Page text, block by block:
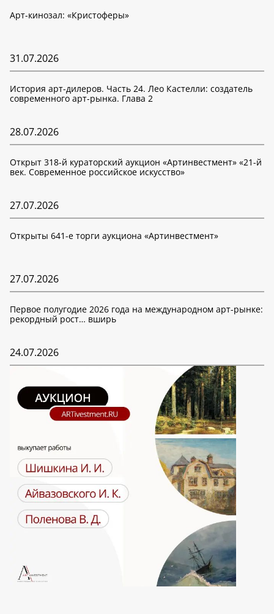
Арт-кинозал: «Кристоферы»
31.07.2026
История арт-дилеров. Часть 24. Лео Кастелли: создатель
современного арт-рынка. Глава 2
28.07.2026
Открыт 318-й кураторский аукцион «Артинвестмент» «21-й
век. Современное российское искусство»
27.07.2026
Открыты 641-е торги аукциона «Артинвестмент»
27.07.2026
Первое полугодие 2026 года на международном арт-рынке:
рекордный рост… вширь
24.07.2026